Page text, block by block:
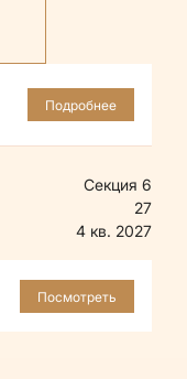
Подробнее
Секция 6
27
4 кв. 2027
Посмотреть